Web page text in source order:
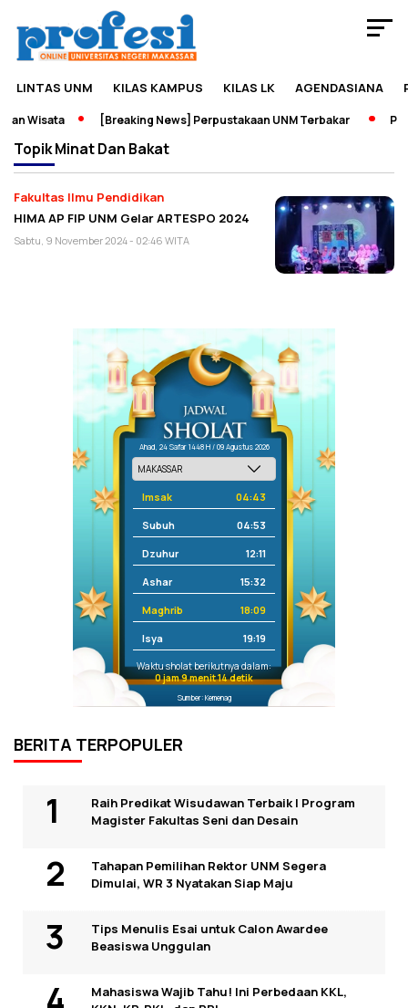
LINTAS UNM KILAS KAMPUS KILAS LK AGENDASIANA
Wisata [Breaking News] Perpustakaan UNM Terbakar
TopikMinat Dan Bakat
Fakultas Ilmu Pendidikan
HIMA AP FIP UNM Gelar ARTESPO 2024
Sabtu, 9 November 2024 - 02:46 WITA
Ahad, 24 Safar 1448 H / 09 Agustus 2026
Imsak 04:43
Subuh 04:53
Dzuhur 12:11
Ashar 15:32
Maghrib 18:09
Isya 19:19
Waktu sholat berikutnya dalam:
0 jam 9 menit 14 detik
Sumber: Kemenag
BERITA TERPOPULER
Raih Predikat Wisudawan Terbaik I Program
Magister Fakultas Seni dan Desain
Tahapan Pemilihan Rektor UNM Segera
Dimulai, WR 3 Nyatakan Siap Maju
Tips Menulis Esai untuk Calon Awardee
Beasiswa Unggulan
Mahasiswa Wajib Tahu! Ini Perbedaan KKL,